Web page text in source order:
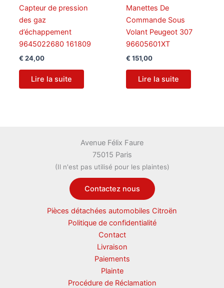
Capteur de pression
des gaz
d’échappement
9645022680 161809
€ 24,00
Lire la suite
Manettes De
Commande Sous
Volant Peugeot 307
96605601XT
€ 151,00
Lire la suite
Avenue Félix Faure
75015 Paris
(Il n'est pas utilisé pour les plaintes)
Contactez nous
Pièces détachées automobiles Citroën
Politique de confidentialité
Contact
Livraison
Paiements
Plainte
Procédure de Réclamation